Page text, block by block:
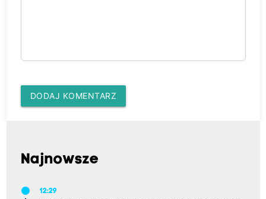
DODAJ KOMENTARZ
Najnowsze
12:29